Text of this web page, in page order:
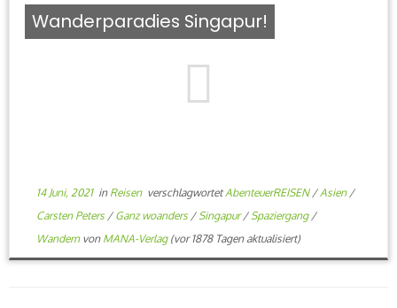
Wanderparadies Singapur!
14 Juni, 2021in Reisen verschlagwortetAbenteuerREISEN / Asien /
Carsten Peters / Ganz woanders / Singapur/ Spaziergang /
Wandern von MANA-Verlag(vor 1878 Tagen aktualisiert)